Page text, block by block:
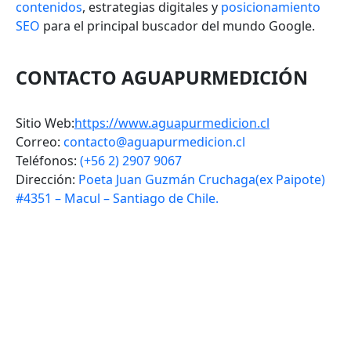
contenidos, estrategias digitales y posicionamiento
SEO para el principal buscador del mundo Google.
CONTACTO AGUAPURMEDICIÓN
Sitio Web:https://www.aguapurmedicion.cl
Correo: contacto@aguapurmedicion.cl
Teléfonos: (+56 2) 2907 9067
Dirección: Poeta Juan Guzmán Cruchaga(ex Paipote)
#4351 – Macul – Santiago de Chile.